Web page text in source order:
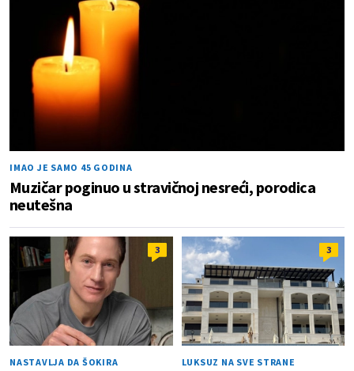
IMAO JE SAMO 45 GODINA
Muzičar poginuo u stravičnoj nesreći, porodica
neutešna
3
NASTAVLJA DA ŠOKIRA
3
LUKSUZ NA SVE STRANE